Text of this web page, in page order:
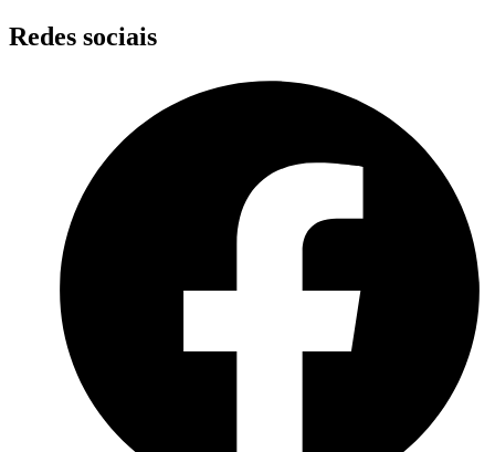
Skip
to
Redes sociais